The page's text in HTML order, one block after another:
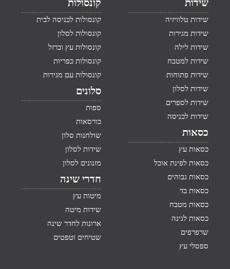
שידות
שידות טלוויזיה
שידות מגירות
שידות לילה
שידות למטבח
שידות פתוחות
שידות לסלון
שידות לספרים
שידות לכניסה
כסאות
כסאות עץ
כסאות לפינת אוכל
כסאות גבוהים
כסאות בד
כסאות מטבח
כסאות לגינה
שרפרפים
ספסלי עץ
קונסולות
קונסולות לכניסה לבית
קונסולות לסלון
קונסולות עץ וברזל
קונסולות כפריות
קונסולות עם מגירות
סלונים
ספות
כורסאות
שולחנות סלון
שידות לסלון
מזנונים לסלון
חדרי שינה
מיטות עץ
שידות מיטה
ארונות לחדר שינה
שטיחים וטפטים